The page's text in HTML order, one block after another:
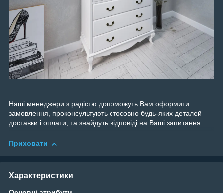
Наші менеджери з радістю допоможуть Вам оформити
замовлення, проконсультують стосовно будь-яких деталей
доставки і оплати, та знайдуть відповіді на Ваші запитання.
Приховати
Характеристики